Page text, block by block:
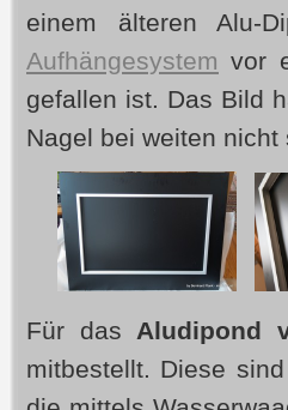
einem älteren
Aufhängesystem vor
gefallen ist. Das Bild
Nagel bei weiten
Für dasAludipond
mitbestellt. Diese